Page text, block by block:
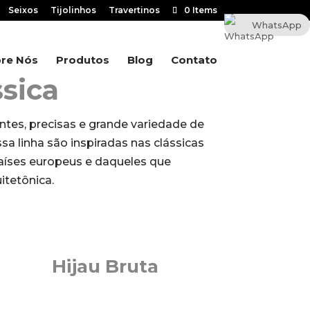
Seixos Tijolinhos Travertinos 0 Items
Nós Produtos Blog Contato
precisas e grande variedade de
linha são inspiradas nas clássicas
europeus e daqueles que
Hijau Bruta
WhatsApp